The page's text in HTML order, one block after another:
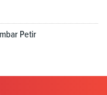
Petir